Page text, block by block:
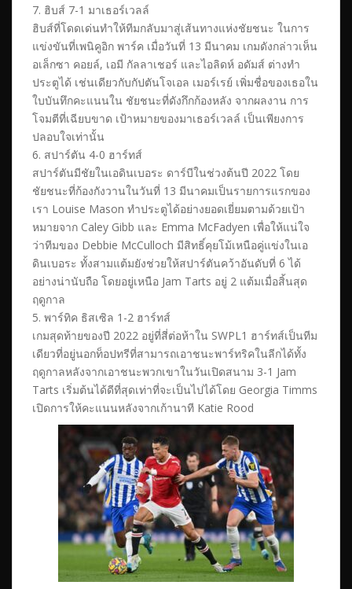
7. ฮิบส์ 7-1 มาเธอร์เวลล์
ฮิบส์ที่โดดเด่นทำให้ทีมกลับมาสู่เส้นทางแห่งชัยชนะ ในการ
แข่งขันที่เพนิคูอิก พาร์ค เมื่อวันที่ 13 มีนาคม เกมดังกล่าวเห็น
อเล็กซา คอยล์, เอมี กัลลาเชอร์ และไอลิดห์ อดัมส์ ต่างทำ
ประตูได้ เช่นเดียวกับกัปตันโจเอล เมอร์เรย์ เพิ่มชื่อของเธอใน
ใบบันทึกคะแนนใน ชัยชนะที่ดังกึกก้องหลัง จากผลงาน การ
โจมตีที่เฉียบขาด เป้าหมายของมาเธอร์เวลล์ เป็นเพียงการ
ปลอบใจเท่านั้น
6. สปาร์ตัน 4-0 ฮาร์ทส์
สปาร์ตันมีชัยในเอดินเบอระ ดาร์บีในช่วงต้นปี 2022 โดย
ชัยชนะที่ก้องกังวานในวันที่ 13 มีนาคมเป็นรายการแรกของ
เรา Louise Mason ทำประตูได้อย่างยอดเยี่ยมตามด้วยเป้า
หมายจาก Caley Gibb และ Emma McFadyen เพื่อให้แน่ใจ
ว่าทีมของ Debbie McCulloch มีสิทธิ์คุยโม้เหนือคู่แข่งในเอ
ดินเบอระ ทั้งสามแต้มยังช่วยให้สปาร์ตันคว้าอันดับที่ 6 ได้
อย่างน่านับถือ โดยอยู่เหนือ Jam Tarts อยู่ 2 แต้มเมื่อสิ้นสุด
ฤดูกาล
5. พาร์ทิค ธิสเซิล 1-2 ฮาร์ทส์
เกมสุดท้ายของปี 2022 อยู่ที่สี่ต่อห้าใน SWPL1 ฮาร์ทส์เป็นทีม
เดียวที่อยู่นอกท็อปทรีที่สามารถเอาชนะพาร์ทริคในลีกได้ทั้ง
ฤดูกาลหลังจากเอาชนะพวกเขาในวันเปิดสนาม 3-1 Jam
Tarts เริ่มต้นได้ดีที่สุดเท่าที่จะเป็นไปได้โดย Georgia Timms
เปิดการให้คะแนนหลังจากเก้านาที Katie Rood